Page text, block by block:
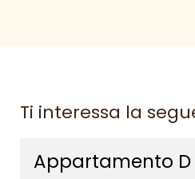
Ti interessa la
Appartamento D